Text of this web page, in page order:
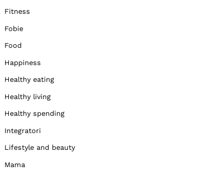
Fitness
Fobie
Food
Happiness
Healthy eating
Healthy living
Healthy spending
Integratori
Lifestyle and beauty
Mama